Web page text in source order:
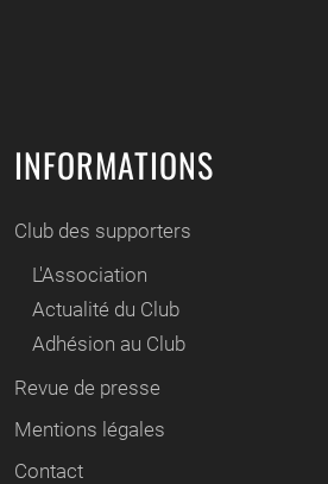
INFORMATIONS
Club des supporters
L'Association
Actualité du Club
Adhésion au Club
Revue de presse
Mentions légales
Contact